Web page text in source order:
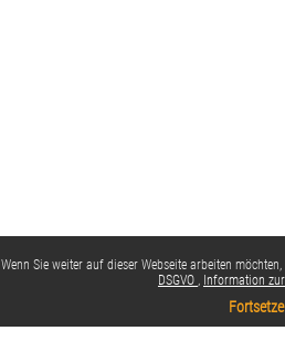
Wenn Sie weiter auf dieser Webseite arbeiten
DSGVO
Information